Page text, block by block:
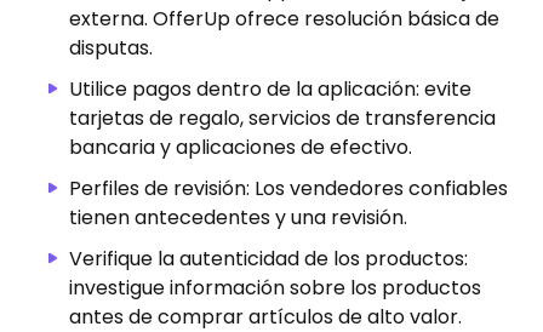
externa. OfferUp ofrece resolución básica de
disputas.
Utilice pagos dentro de la aplicación: evite
tarjetas de regalo, servicios de transferencia
bancaria y aplicaciones de efectivo.
Perfiles de revisión: Los vendedores confiables
tienen antecedentes y una revisión.
Verifique la autenticidad de los productos:
investigue información sobre los productos
antes de comprar artículos de alto valor.